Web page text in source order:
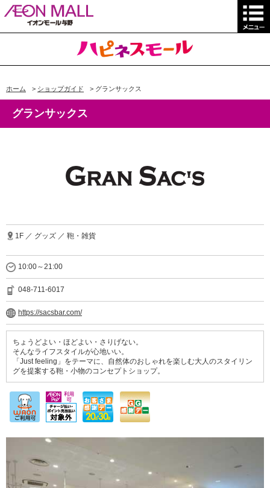
ホーム > ショップガイド > グランサックス
グランサックス
1F ／ グッズ ／ 鞄・雑貨
10:00～21:00
048-711-6017
https://sacsbar.com/
ちょうどよい・ほどよい・さりげない。
そんなライフスタイルが心地いい。
「Just feeling」をテーマに、自然体のおしゃれを楽しむ大人のスタイリン
グを提案する鞄・小物のコンセプトショップ。